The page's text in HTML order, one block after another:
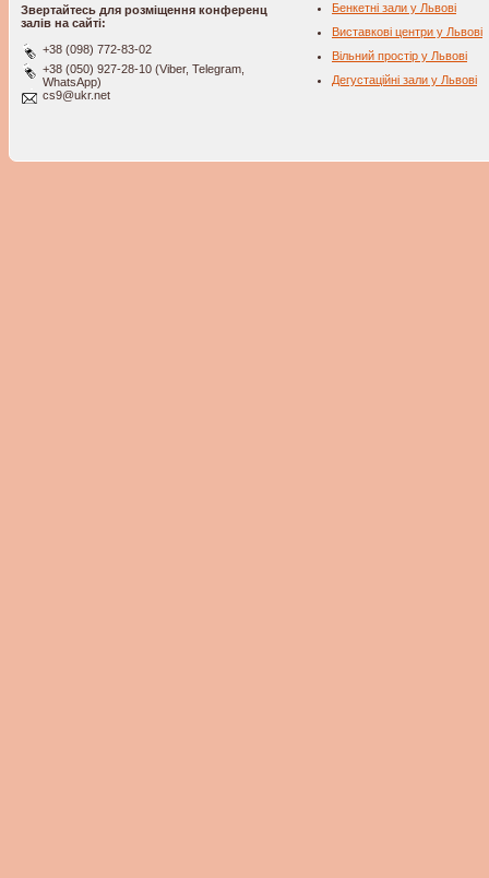
Звертайтесь для розміщення конференц
залів на сайті:
+38 (098) 772-83-02
+38 (050) 927-28-10 (Viber, Telegram,
WhatsApp)
cs9@ukr.net
Бенкетні зали у Львові
Виставкові центри у Львові
Вільний простір у Львові
Дегустаційні зали у Львові